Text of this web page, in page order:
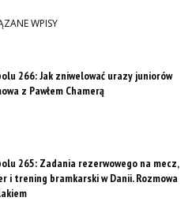
WPISY
266: Jak zniwelować urazy juniorów
z Pawłem Chamerą
265: Zadania rezerwowego na mecz,
i trening bramkarski w Danii. Rozmowa